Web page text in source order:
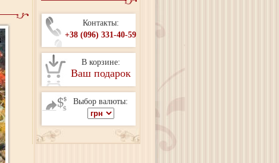
Контакты:
+38 (096) 331-40-59
В корзине:
Ваш подарок
Выбор валюты: